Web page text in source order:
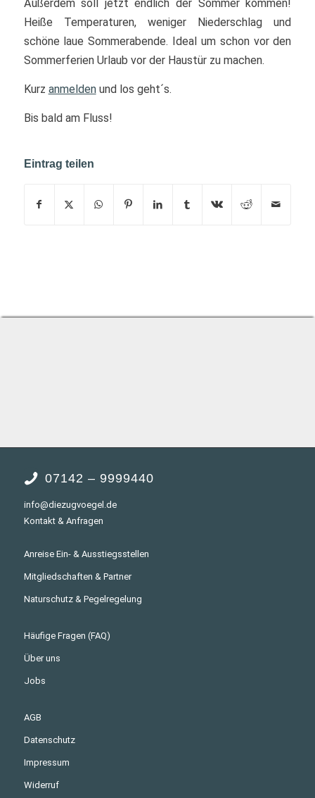
Außerdem soll jetzt endlich der Sommer kommen!
Heiße Temperaturen, weniger Niederschlag und
schöne laue Sommerabende. Ideal um schon vor den
Sommerferien Urlaub vor der Haustür zu machen.
Kurz anmeldenund los geht´s.
Bis bald am Fluss!
Eintrag teilen
07142 – 9999440
info@diezugvoegel.de
Kontakt & Anfragen
Anreise Ein- & Ausstiegsstellen
Mitgliedschaften & Partner
Naturschutz & Pegelregelung
Häufige Fragen (FAQ)
Über uns
Jobs
AGB
Datenschutz
Impressum
Widerruf